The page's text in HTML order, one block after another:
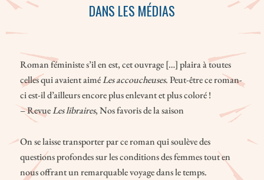
DANS LES MÉDIAS
Roman féministe s’il en est, cet ouvrage […] plaira à toutes
celles qui avaient aiméLes accoucheuses. Peut-être ce roman-
ci est-il d’ailleurs encore plus enlevant et plus coloré !
– RevueLes libraires, Nos favoris de la saison
On se laisse transporter par ce roman qui soulève des
questions profondes sur les conditions des femmes tout en
nous offrant un remarquable voyage dans le temps.